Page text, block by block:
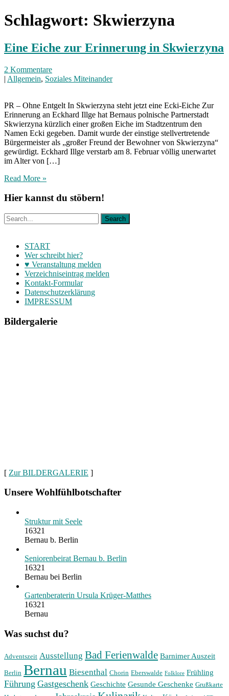
Schlagwort: Skwierzyna
Eine Eiche zur Erinnerung in Skwierzyna
2 Kommentare
| Allgemein, Soziales Miteinander
PR – Ohne Entgelt In Skwierzyna steht jetzt eine Ecki-Eiche Zur
Erinnerung an Eckhard Illge hat Bernaus polnische Partnerstadt
Skwierzyna kürzlich einer großen Eiche im Stadtzentrum den
Namen Ecki gegeben. Damit wurde der einstige stellvertretende
Bürgermeister als „großer Freund der Bewohner von Skwierzyna“
gewürdigt. Eckhard Illge verstarb am 8. Februar völlig unerwartet
im Alter von […]
Read More »
Hier kannst du stöbern!
START
Wer schreibt hier?
♥ Veranstaltung melden
Verzeichniseintrag melden
Kontakt-Formular
Datenschutzerklärung
IMPRESSUM
Bildergalerie
[ Zur BILDERGALERIE ]
Unsere Wohlfühlbotschafter
Struktur mit Seele
16321
Bernau b. Berlin
Seniorenbeirat Bernau b. Berlin
16321
Bernau bei Berlin
Gartenberaterin Ursula Krüger-Matthes
16321
Bernau
Was suchst du?
Adventszeit Ausstellung Bad Ferienwalde Barnimer Auszeit
Berlin Bernau Biesenthal Chorin Eberswalde Folklore Frühling
Führung Gastgeschenk Geschichte Gesunde Geschenke Grußkarte